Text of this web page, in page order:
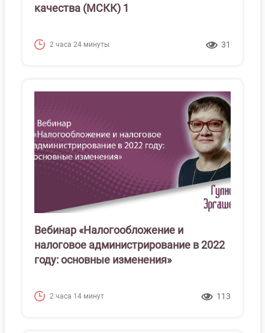
качества (МСКК) 1
2 часа 24 минуты 31
Вебинар «Налогообложение и
налоговое администрирование в 2022
году: основные изменения»
2 часа 14 минут 113